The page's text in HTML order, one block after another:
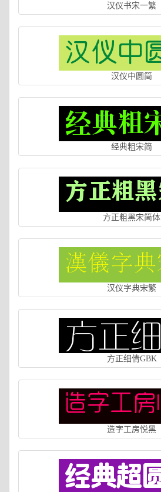
汉仪书宋一繁
汉仪中圆简
经典粗宋简
方正粗黑宋简体
汉仪字典宋繁
方正细倩GBK
造字工房悦黑